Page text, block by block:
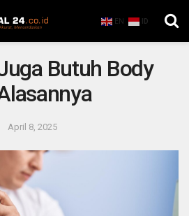
EN ID
Butuh Body
April 8, 2025